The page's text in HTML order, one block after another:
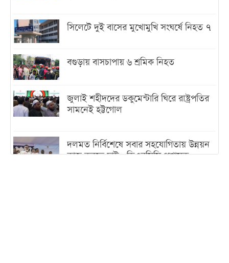
সিলেটে দুই বাসের মুখোমুখি সংঘর্ষে নিহত ৭
বগুড়ায় বাসচাপায় ৬ শ্রমিক নিহত
জুলাই শহীদদের ডকুমেন্টারি ঘিরে রাষ্ট্রপতির
সামনেই হট্টগোল
দলমত নির্বিশেষে সবার সহযোগিতায় উন্নয়ন
কাজ করতে চাই : ডিএনসিসি প্রশাসক